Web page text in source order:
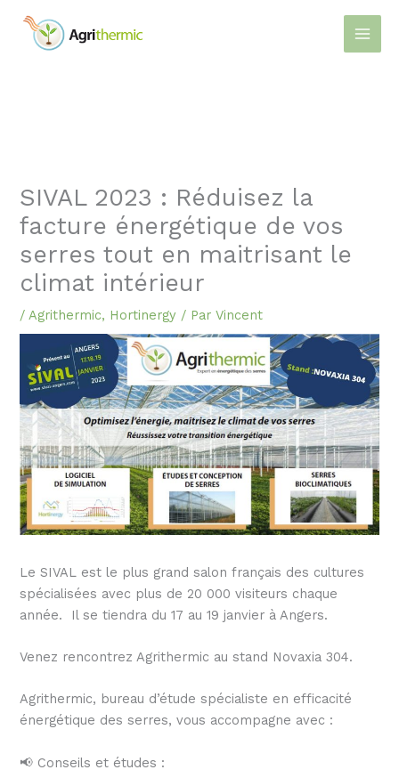
contenu
SIVAL 2023 : Réduisez la
facture énergétique de vos
serres tout en maitrisant le
climat intérieur
/Agrithermic, Hortinergy / ParVincent
Le SIVAL est le plus grand salon français des cultures
spécialisées avec plus de 20 000 visiteurs chaque
année. Il se tiendra du 17 au 19 janvier à Angers.
Venez rencontrez Agrithermic au stand Novaxia 304.
Agrithermic, bureau d’étude spécialiste en efficacité
énergétique des serres, vous accompagne avec :
📢 Conseils et études :